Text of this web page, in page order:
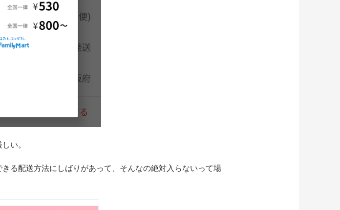
い。
る配送方法にしばりがあって、そんなの絶対入らないって場